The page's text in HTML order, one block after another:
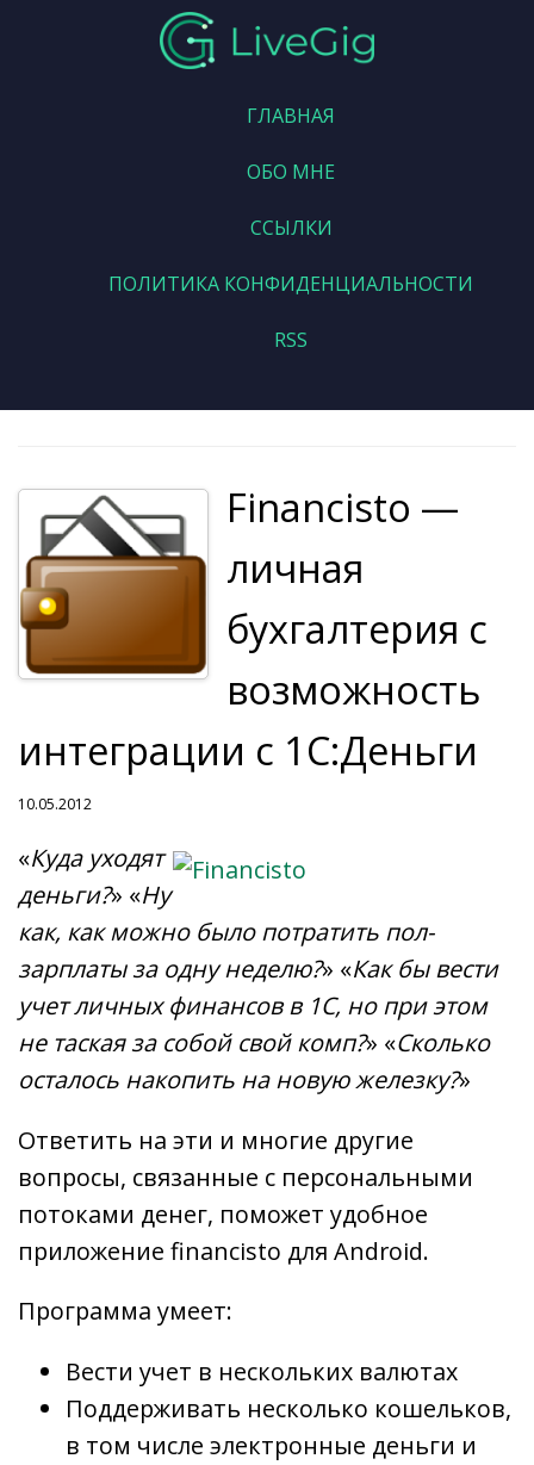
ГЛАВНАЯ
ОБО МНЕ
ССЫЛКИ
ПОЛИТИКА КОНФИДЕНЦИАЛЬНОСТИ
RSS
Financisto —
личная
бухгалтерия с
возможность
интеграции с 1С:Деньги
10.05.2012
«Куда уходят
деньги?» «Ну
как, как можно было потратить пол-
зарплаты за одну неделю?» «Как бы вести
учет личных финансов в 1С, но при этом
не таская за собой свой комп?» «Сколько
осталось накопить на новую железку?»
Ответить на эти и многие другие
вопросы, связанные с персональными
потоками денег, поможет удобное
приложение financisto для Android.
Программа умеет:
Вести учет в нескольких валютах
Поддерживать несколько кошельков,
в том числе электронные деньги и